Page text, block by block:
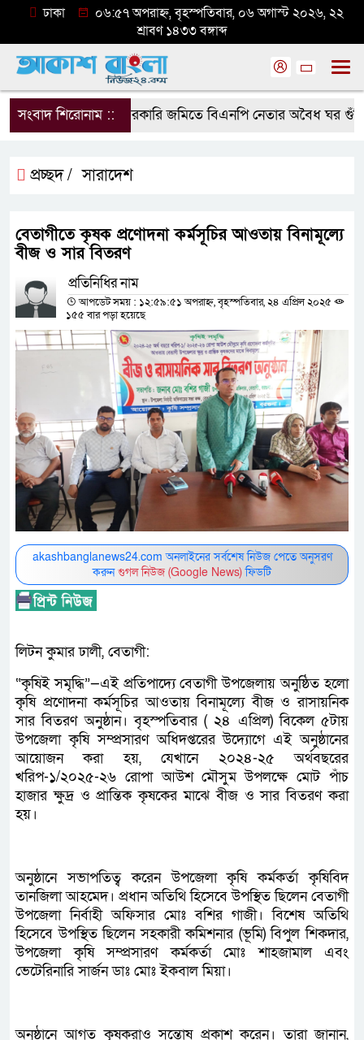
ঢাকা
০৬:৫৭ অপরাহ্ন, বৃহস্পতিবার, ০৬ অগাস্ট ২০২৬, ২২
শ্রাবণ ১৪৩৩ বঙ্গাব্দ
সংবাদ শিরোনাম ::সরকারি জমিতে বিএনপি নেতার অবৈধ ঘর গুঁড়িয়ে
প্রচ্ছদ / সারাদেশ
বেতাগীতে কৃষক প্রণোদনা কর্মসূচির আওতায় বিনামূল্যে
বীজ ও সার বিতরণ
প্রতিনিধির নাম
আপডেট সময় : ১২:৫৯:৫১ অপরাহ্ন, বৃহস্পতিবার, ২৪ এপ্রিল ২০২৫
১৫৫ বার পড়া হয়েছে
akashbanglanews24.com অনলাইনের সর্বশেষ নিউজ পেতে অনুসরণ
করুনগুগল নিউজ (Google News)ফিডটি
লিটন কুমার ঢালী, বেতাগী:
“কৃষিই সমৃদ্ধি”—এই প্রতিপাদ্যে বেতাগী উপজেলায় অনুষ্ঠিত হলো
কৃষি প্রণোদনা কর্মসূচির আওতায় বিনামূল্যে বীজ ও রাসায়নিক
সার বিতরণ অনুষ্ঠান। বৃহস্পতিবার ( ২৪ এপ্রিল) বিকেল ৫টায়
উপজেলা কৃষি সম্প্রসারণ অধিদপ্তরের উদ্যোগে এই অনুষ্ঠানের
আয়োজন করা হয়, যেখানে ২০২৪-২৫ অর্থবছরের
খরিপ-১/২০২৫-২৬ রোপা আউশ মৌসুম উপলক্ষে মোট পাঁচ
হাজার ক্ষুদ্র ও প্রান্তিক কৃষকের মাঝে বীজ ও সার বিতরণ করা
হয়।
অনুষ্ঠানে সভাপতিত্ব করেন উপজেলা কৃষি কর্মকর্তা কৃষিবিদ
তানজিলা আহমেদ। প্রধান অতিথি হিসেবে উপস্থিত ছিলেন বেতাগী
উপজেলা নির্বাহী অফিসার মোঃ বশির গাজী। বিশেষ অতিথি
হিসেবে উপস্থিত ছিলেন সহকারী কমিশনার (ভূমি) বিপুল শিকদার,
উপজেলা কৃষি সম্প্রসারণ কর্মকর্তা মোঃ শাহজামাল এবং
ভেটেরিনারি সার্জন ডাঃ মোঃ ইকবাল মিয়া।
অনুষ্ঠানে আগত কৃষকরাও সন্তোষ প্রকাশ করেন। তারা জানান,